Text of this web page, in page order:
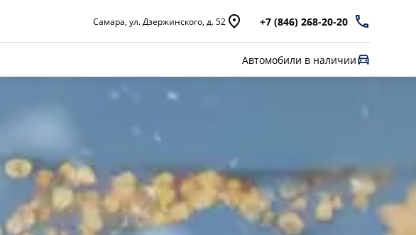
Самара, ул. Дзержинского, д. 52 +7 (846) 268-20-20
Автомобили в наличии